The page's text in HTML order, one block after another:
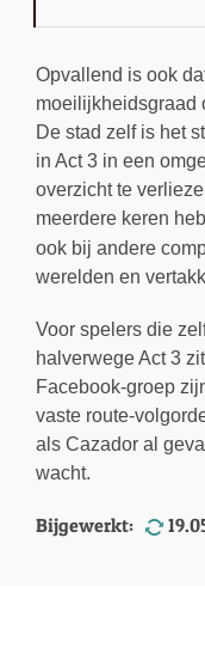
Opvallend is ook
moeilijkheidsgraad
De stad zelf is het
in Act 3 in een
overzicht te
meerdere keren
ook bij andere
werelden en
Voor spelers die
halverwege Act 3
Facebook-groep
vaste route-
als Cazador al
wacht.
Bijgewerkt: